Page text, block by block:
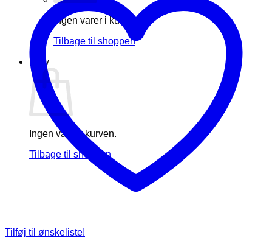
Ingen varer i kurven.
Tilbage til shoppen
Kurv
Ingen varer i kurven.
Tilbage til shoppen
Tilføj til ønskeliste!